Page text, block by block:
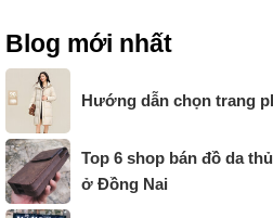
Blog mới nhất
Hướng dẫn chọn trang
Top 6 shop bán đồ da
ở Đồng Nai